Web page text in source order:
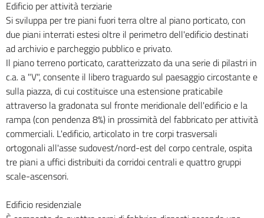
Edificio per attività terziarie
Si sviluppa per tre piani fuori terra oltre al piano porticato, con
due piani interrati estesi oltre il perimetro dell'edificio destinati
ad archivio e parcheggio pubblico e privato.
Il piano terreno porticato, caratterizzato da una serie di pilastri in
c.a. a "V", consente il libero traguardo sul paesaggio circostante e
sulla piazza, di cui costituisce una estensione praticabile
attraverso la gradonata sul fronte meridionale dell'edificio e la
rampa (con pendenza 8%) in prossimità del fabbricato per attività
commerciali. L'edificio, articolato in tre corpi trasversali
ortogonali all'asse sudovest/nord-est del corpo centrale, ospita
tre piani a uffici distribuiti da corridoi centrali e quattro gruppi
scale-ascensori.
Edificio residenziale